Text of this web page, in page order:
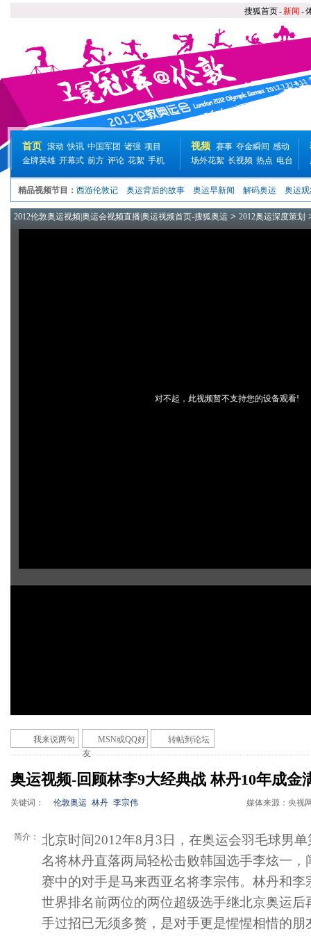
搜狐首页-新闻 -
首页 滚动 快讯 中国军团 诸强 项目
金牌英雄 开幕式 前方 评论 花絮 手机
视频 赛事 夺金瞬间 感动
场外花絮 长视频 热点 电台
精品视频节目： 西游伦敦记 奥运背后的故事 奥运早新闻 解码奥运 奥运
2012伦敦奥运视频|奥运会视频直播|奥运视频首页-搜狐奥运 > 2012奥运深度策划
对不起，此视频暂不支持您的设备观看!
我来说两句
MSN或QQ好
友
转帖到论坛
奥运视频-回顾林李9大经典战 林丹10年成金
关键词： 伦敦奥运 林丹 李宗伟 媒体来源： 央视
简介：
北京时间2012年8月3日，在奥运会羽毛球男
名将林丹直落两局轻松击败韩国选手李炫一，
赛中的对手是马来西亚名将李宗伟。林丹和李
世界排名前两位的两位超级选手继北京奥运后
手过招已无须多赘，是对手更是惺惺相惜的朋